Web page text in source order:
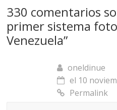
330 comentarios
primer sistema
Venezuela”
oneldinue
el 10
Permalink